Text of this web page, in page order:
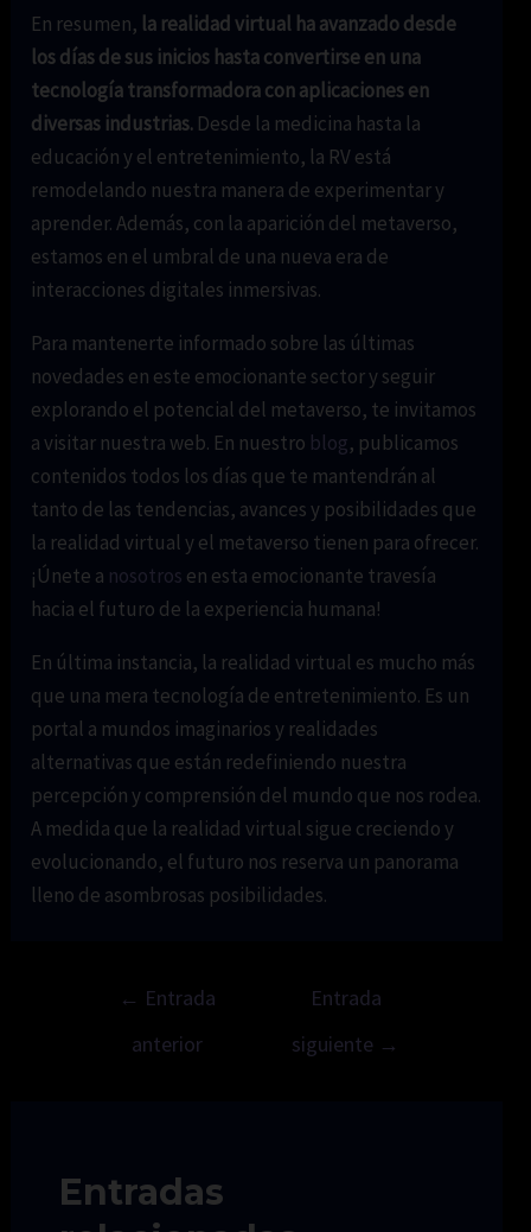
En resumen, la realidad virtual ha avanzado desde
los días de sus inicios hasta convertirse en una
tecnología transformadora con aplicaciones en
diversas industrias. Desde la medicina hasta la
educación y el entretenimiento, la RV está
remodelando nuestra manera de experimentar y
aprender. Además, con la aparición del metaverso,
estamos en el umbral de una nueva era de
interacciones digitales inmersivas.
Para mantenerte informado sobre las últimas
novedades en este emocionante sector y seguir
explorando el potencial del metaverso, te invitamos
a visitar nuestra web. En nuestro blog, publicamos
contenidos todos los días que te mantendrán al
tanto de las tendencias, avances y posibilidades que
la realidad virtual y el metaverso tienen para ofrecer.
¡Únete a nosotros en esta emocionante travesía
hacia el futuro de la experiencia humana!
En última instancia, la realidad virtual es mucho más
que una mera tecnología de entretenimiento. Es un
portal a mundos imaginarios y realidades
alternativas que están redefiniendo nuestra
percepción y comprensión del mundo que nos rodea.
A medida que la realidad virtual sigue creciendo y
evolucionando, el futuro nos reserva un panorama
lleno de asombrosas posibilidades.
Navegación
entradas
← Entrada
anterior
Entrada
siguiente →
Entradas